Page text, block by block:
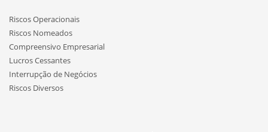
Riscos Operacionais
Riscos Nomeados
Compreensivo Empresarial
Lucros Cessantes
Interrupção de Negócios
Riscos Diversos